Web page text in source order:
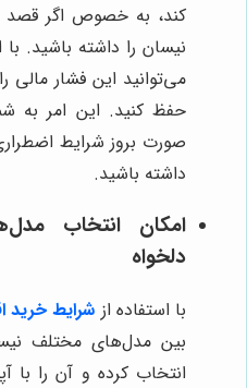
کند، به خصوص اگر قصد
نیسان را داشته باشید.
می‌توانید این فشار
حفظ کنید. این امر به
صورت بروز شرایط
داشته باشید.
امکان انتخاب
دلخواه
با استفاده از شرایط خرید
بین مدل‌های مختلف
انتخاب کرده و آن را با